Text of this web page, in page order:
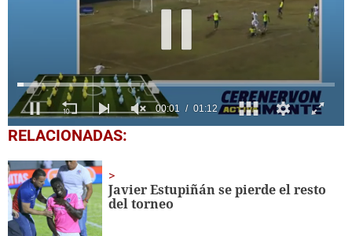
0
seconds
1
minute,
12
seconds
RELACIONADAS:
Javier Estupiñán se pierde el resto
del torneo